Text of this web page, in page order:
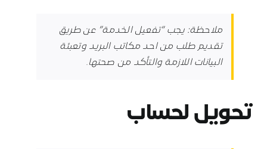
ملاحظة: يجب “تفعيل الخدمة” عن طريق
تقديم طلب من احد مكاتب البريد وتعبئة
البيانات اللازمة والتأكد من صحتها.
تحويل لحساب